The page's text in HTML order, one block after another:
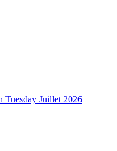
Tuesday Juillet 2026